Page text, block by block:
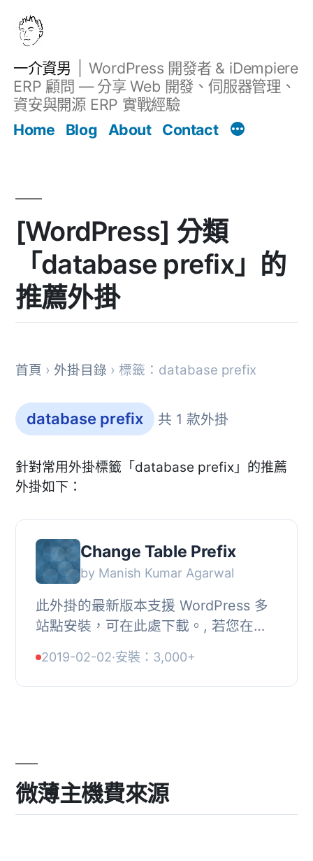
一介資男
WordPress 開發者 & iDempiere
ERP 顧問 — 分享 Web 開發、伺服器管理、
資安與開源 ERP 實戰經驗
Home
Blog About Contact
[WordPress] 分類
「database prefix」的
推薦外掛
首頁 › 外掛目錄 › 標籤：database prefix
database prefix 共 1 款外掛
針對常用外掛標籤「database prefix」的推薦
外掛如下：
Change Table Prefix
by Manish Kumar Agarwal
此外掛的最新版本支援 WordPress 多
站點安裝，可在此處下載。, 若您在安
更改以增加網站安全性並避免 SQL 注
入攻擊，本外...
2019-02-02·安裝：3,000+
微薄主機費來源
文章